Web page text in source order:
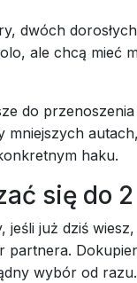
dwóch
ale chcą mieć
do
mniejszych
haku.
się do
już dziś
partnera.
wybór od razu.